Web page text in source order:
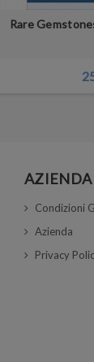
Rare
AZIENDA
Condizioni
Azienda
Privacy